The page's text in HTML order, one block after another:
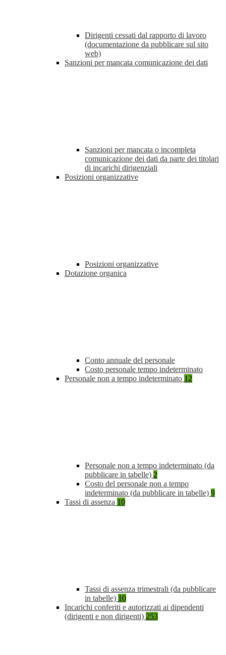
Dirigenti cessati dal rapporto di lavoro
(documentazione da pubblicare sul sito
web)
Sanzioni per mancata comunicazione dei dati
Sanzioni per mancata o incompleta
comunicazione dei dati da parte dei titolari
di incarichi dirigenziali
Posizioni organizzative
Posizioni organizzative
Dotazione organica
Conto annuale del personale
Costo personale tempo indeterminato
Personale non a tempo indeterminato 12
Personale non a tempo indeterminato (da
pubblicare in tabelle) 2
Costo del personale non a tempo
indeterminato (da pubblicare in tabelle) 9
Tassi di assenza 10
Tassi di assenza trimestrali (da pubblicare
in tabelle) 10
Incarichi conferiti e autorizzati ai dipendenti
(dirigenti e non dirigenti) 253